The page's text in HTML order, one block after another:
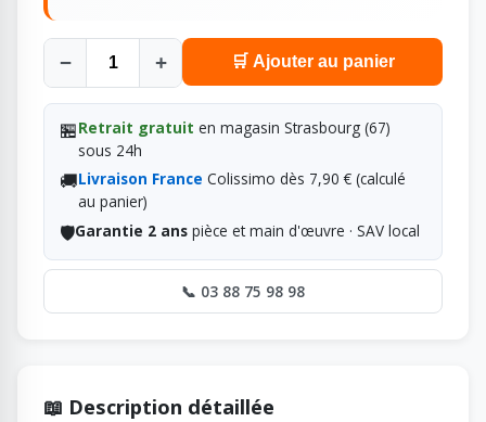
− + 🛒 Ajouter au panier
🏪Retrait gratuit en magasin Strasbourg (67)
sous 24h
🚚Livraison France Colissimo dès 7,90 € (calculé
au panier)
🛡️Garantie 2 anspièce et main d'œuvre · SAV local
📞 03 88 75 98 98
📖 Description détaillée